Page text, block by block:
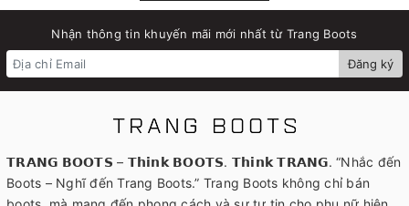
Nhận thông tin khuyến mãi mới nhất từ Trang Boots
Đăng ký
𝗧𝗥𝗔𝗡𝗚 𝗕𝗢𝗢𝗧𝗦 – 𝗧𝗵𝗶𝗻𝗸 𝗕𝗢𝗢𝗧𝗦. 𝗧𝗵𝗶𝗻𝗸 𝗧𝗥𝗔𝗡𝗚. “Nhắc đến
Boots – Nghĩ đến Trang Boots.” Trang Boots không chỉ bán